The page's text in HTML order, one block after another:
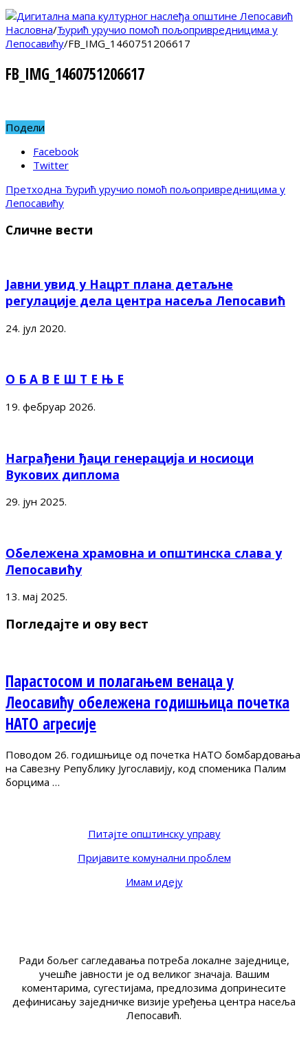
Насловна/Ђурић уручио помоћ пољопривредницима у
Лепосавићу/FB_IMG_1460751206617
FB_IMG_1460751206617
Подели
Facebook
Twitter
Претходна Ђурић уручио помоћ пољопривредницима у
Лепосавићу
Сличне вести
Јавни увид у Нацрт плана детаљне
регулације дела центра насеља Лепосавић
24. јул 2020.
О Б А В Е Ш Т Е Њ Е
19. фебруар 2026.
Награђени ђаци генерација и носиоци
Вукових диплома
29. јун 2025.
Обележена храмовна и општинска слава у
Лепосавићу
13. мај 2025.
Погледајте и ову вест
Парастосом и полагањем венаца у
Леосавићу обележена годишњица почетка
НАТО агресије
Поводом 26. годишњице од почетка НАТО бомбардовања
на Савезну Републику Југославију, код споменика Палим
борцима …
Питајте општинску управу
Пријавите комунални проблем
Имам идеју
Ради бољег сагледавања потреба локалне заједнице,
учешће јавности је од великог значаја. Вашим
коментарима, сугестијама, предлозима допринесите
дефинисању заједничке визије уређења центра насеља
Лепосавић.